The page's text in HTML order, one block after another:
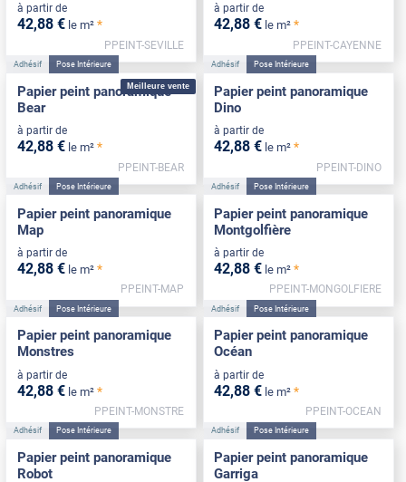
à partir de
42,88 € le m² *
PPEINT-SEVILLE
à partir de
42,88 € le m² *
PPEINT-CAYENNE
Meilleure vente
Adhésif Pose Intérieure
Papier peint panoramique
Bear
à partir de
42,88 € le m² *
PPEINT-BEAR
Adhésif Pose Intérieure
Papier peint panoramique
Dino
à partir de
42,88 € le m² *
PPEINT-DINO
Adhésif Pose Intérieure
Papier peint panoramique
Map
à partir de
42,88 € le m² *
PPEINT-MAP
Adhésif Pose Intérieure
Papier peint panoramique
Montgolfière
à partir de
42,88 € le m² *
PPEINT-MONGOLFIERE
Adhésif Pose Intérieure
Papier peint panoramique
Monstres
à partir de
42,88 € le m² *
PPEINT-MONSTRE
Adhésif Pose Intérieure
Papier peint panoramique
Océan
à partir de
42,88 € le m² *
PPEINT-OCEAN
Adhésif Pose Intérieure
Papier peint panoramique
Robot
Adhésif Pose Intérieure
Papier peint panoramique
Garriga